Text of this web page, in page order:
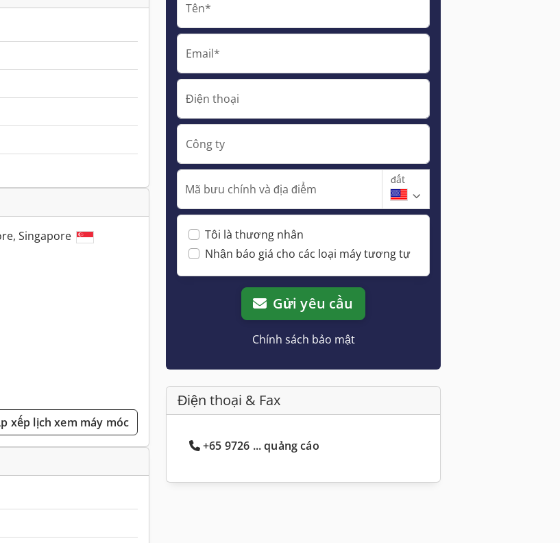
Singapore
xếp lịch xem máy móc
Tên*
Email*
Điện thoại
Công ty
Mã bưu chính và địa điểm
đất
Tôi là thương nhân
Nhận báo giá cho các loại máy tương tự
Gửi yêu cầu
Chính sách bảo mật
Điện thoại & Fax
+65 9726 ... quảng cáo